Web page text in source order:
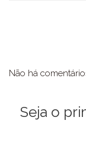
Não há
Seja o